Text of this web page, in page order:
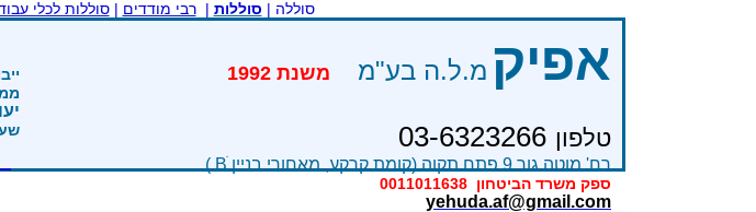
סוללה | סוללות |רבי מודדים |סוללות לכלי
אפיק מ.ל.ה בע"מ
טלפון 03-6323266
רח' מוטה גור 9 פתח תקוה (קומת קרקע, מאחורי בניין Bׂ )
ספק משרד הביטחון 0011011638
yehuda.af@gmail.com
שעות